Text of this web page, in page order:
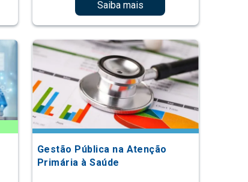
Saiba mais
Gestão Pública na Atenção
Primária à Saúde